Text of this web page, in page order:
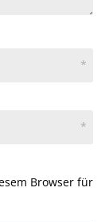
*
*
Browser für